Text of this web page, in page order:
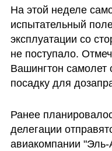
На этой неделе
испытательный
эксплуатации со
не поступало.
Вашингтон
посадку для
Ранее
делегации
авиакомпании